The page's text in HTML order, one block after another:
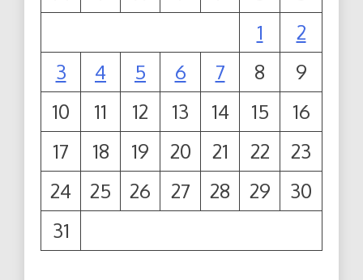
1
2
3
4 5 6 7 8
9
10
11 12 13 14 15
16
17
18 19 20 21 22
23
24
25 26 27 28 29
30
31